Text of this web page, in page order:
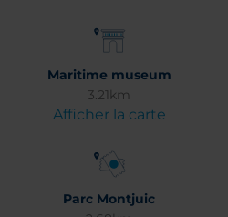
Maritime museum
3.21km
Afficher la carte
Parc Montjuic